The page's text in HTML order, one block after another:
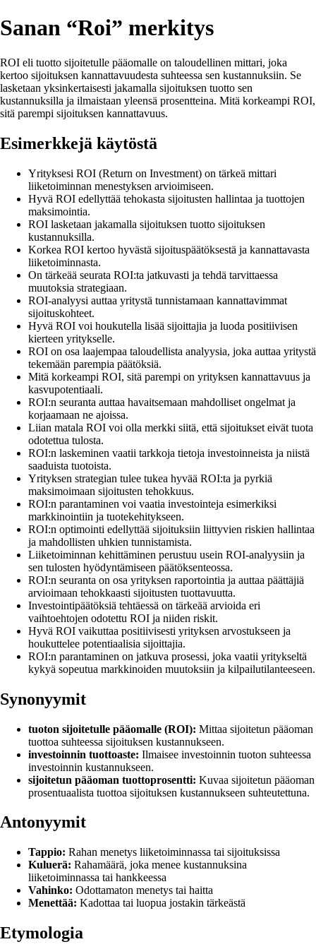
Sanan “Roi” merkitys
ROI eli tuotto sijoitetulle pääomalle on taloudellinen mittari, joka
kertoo sijoituksen kannattavuudesta suhteessa sen kustannuksiin. Se
lasketaan yksinkertaisesti jakamalla sijoituksen tuotto sen
kustannuksilla ja ilmaistaan yleensä prosentteina. Mitä korkeampi ROI,
sitä parempi sijoituksen kannattavuus.
Esimerkkejä käytöstä
Yrityksesi ROI (Return on Investment) on tärkeä mittari
liiketoiminnan menestyksen arvioimiseen.
Hyvä ROI edellyttää tehokasta sijoitusten hallintaa ja tuottojen
maksimointia.
ROI lasketaan jakamalla sijoituksen tuotto sijoituksen
kustannuksilla.
Korkea ROI kertoo hyvästä sijoituspäätöksestä ja kannattavasta
liiketoiminnasta.
On tärkeää seurata ROI:ta jatkuvasti ja tehdä tarvittaessa
muutoksia strategiaan.
ROI-analyysi auttaa yritystä tunnistamaan kannattavimmat
sijoituskohteet.
Hyvä ROI voi houkutella lisää sijoittajia ja luoda positiivisen
kierteen yritykselle.
ROI on osa laajempaa taloudellista analyysia, joka auttaa yritystä
tekemään parempia päätöksiä.
Mitä korkeampi ROI, sitä parempi on yrityksen kannattavuus ja
kasvupotentiaali.
ROI:n seuranta auttaa havaitsemaan mahdolliset ongelmat ja
korjaamaan ne ajoissa.
Liian matala ROI voi olla merkki siitä, että sijoitukset eivät tuota
odotettua tulosta.
ROI:n laskeminen vaatii tarkkoja tietoja investoinneista ja niistä
saaduista tuotoista.
Yrityksen strategian tulee tukea hyvää ROI:ta ja pyrkiä
maksimoimaan sijoitusten tehokkuus.
ROI:n parantaminen voi vaatia investointeja esimerkiksi
markkinointiin ja tuotekehitykseen.
ROI:n optimointi edellyttää sijoituksiin liittyvien riskien hallintaa
ja mahdollisten uhkien tunnistamista.
Liiketoiminnan kehittäminen perustuu usein ROI-analyysiin ja
sen tulosten hyödyntämiseen päätöksenteossa.
ROI:n seuranta on osa yrityksen raportointia ja auttaa päättäjiä
arvioimaan tehokkaasti sijoitusten tuottavuutta.
Investointipäätöksiä tehtäessä on tärkeää arvioida eri
vaihtoehtojen odotettu ROI ja niiden riskit.
Hyvä ROI vaikuttaa positiivisesti yrityksen arvostukseen ja
houkuttelee potentiaalisia sijoittajia.
ROI:n parantaminen on jatkuva prosessi, joka vaatii yritykseltä
kykyä sopeutua markkinoiden muutoksiin ja kilpailutilanteeseen.
Synonyymit
tuoton sijoitetulle pääomalle (ROI): Mittaa sijoitetun pääoman
tuottoa suhteessa sijoituksen kustannukseen.
investoinnin tuottoaste: Ilmaisee investoinnin tuoton suhteessa
investoinnin kustannukseen.
sijoitetun pääoman tuottoprosentti: Kuvaa sijoitetun pääoman
prosentuaalista tuottoa sijoituksen kustannukseen suhteutettuna.
Antonyymit
Tappio: Rahan menetys liiketoiminnassa tai sijoituksissa
Kuluerä: Rahamäärä, joka menee kustannuksina
liiketoiminnassa tai hankkeessa
Vahinko: Odottamaton menetys tai haitta
Menettää: Kadottaa tai luopua jostakin tärkeästä
Etymologia